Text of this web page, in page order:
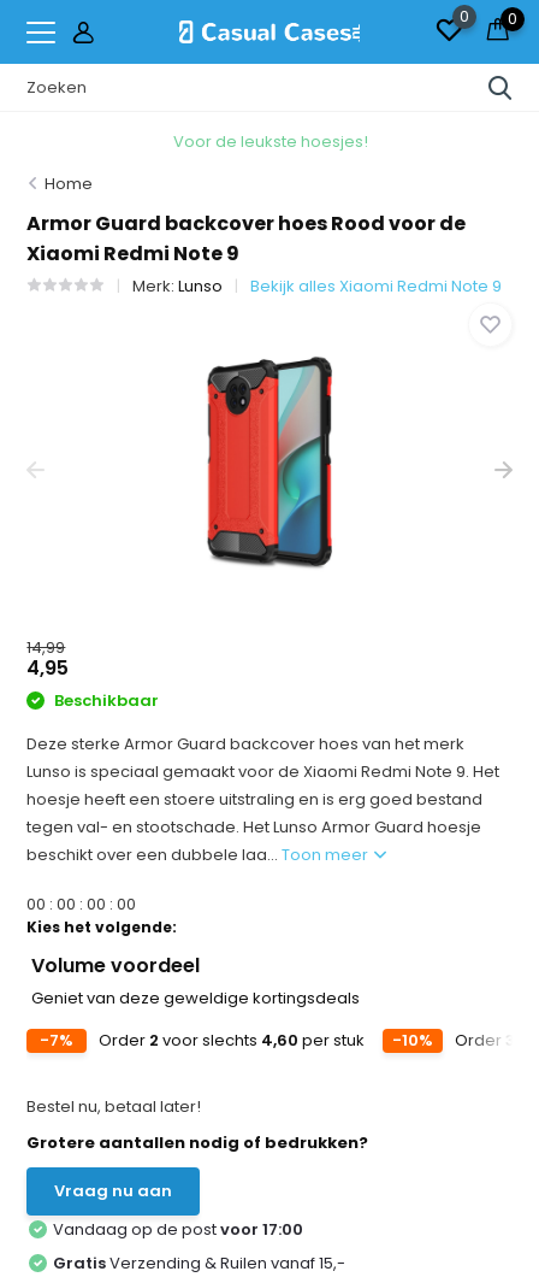
0 0
Voor de leukste hoesjes!
Home
Armor Guard backcover hoes Rood voor de
Xiaomi Redmi Note 9
Merk:Lunso Bekijk alles Xiaomi Redmi Note 9
14,99
4,95
Beschikbaar
Deze sterke Armor Guard backcover hoes van het merk
Lunso is speciaal gemaakt voor de Xiaomi Redmi Note 9. Het
hoesje heeft een stoere uitstraling en is erg goed bestand
tegen val- en stootschade. Het Lunso Armor Guard hoesje
beschikt over een dubbele laa...Toon meer
00 :00 :00 :00
Kies het volgende:
Volume voordeel
Geniet van deze geweldige kortingsdeals
-7%
Order 2 voor slechts 4,60 per stuk -10% Order 3
Bestel nu, betaal later!
Grotere aantallen nodig of bedrukken?
Vraag nu aan
Vandaag op de postvoor 17:00
GratisVerzending & Ruilen vanaf 15,-